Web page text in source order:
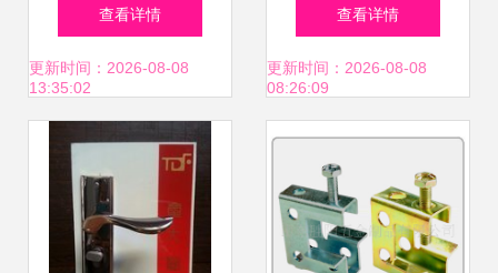
新篇章
查看详情
更新时间：2026-08-08
13:35:02
品质与设计的完美
结合
查看详情
更新时间：2026-08-08
08:26:09